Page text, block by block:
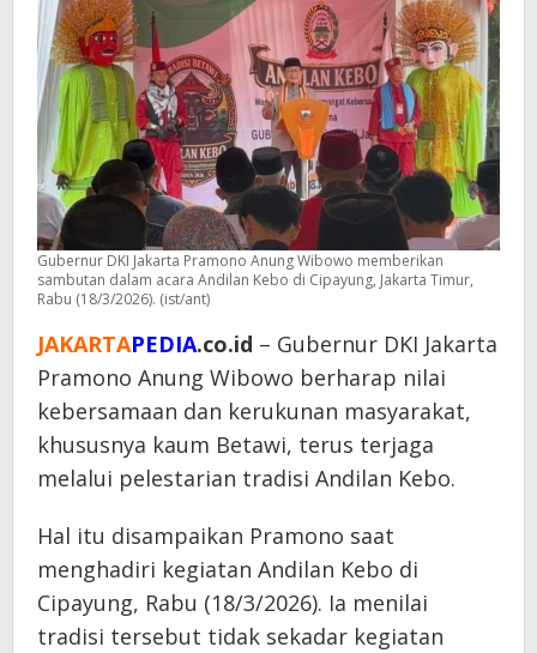
Gubernur DKI Jakarta Pramono Anung Wibowo memberikan
sambutan dalam acara Andilan Kebo di Cipayung, Jakarta Timur,
Rabu (18/3/2026). (ist/ant)
JAKARTAPEDIA.co.id – Gubernur DKI Jakarta
Pramono Anung Wibowo berharap nilai
kebersamaan dan kerukunan masyarakat,
khususnya kaum Betawi, terus terjaga
melalui pelestarian tradisi Andilan Kebo.
Hal itu disampaikan Pramono saat
menghadiri kegiatan Andilan Kebo di
Cipayung, Rabu (18/3/2026). Ia menilai
tradisi tersebut tidak sekadar kegiatan